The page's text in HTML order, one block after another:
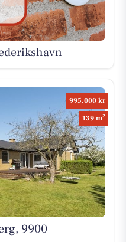
995.000 kr
139 m2
9900